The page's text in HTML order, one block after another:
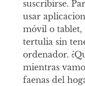
suscribirse.
usar
móvil o tablet,
tertulia sin
ordenador.
mientras
faenas del